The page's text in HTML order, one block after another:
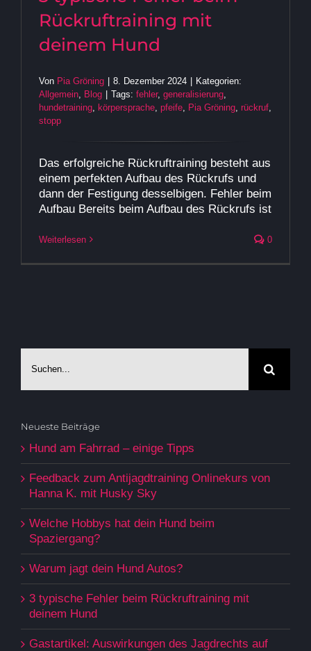
Rückruftraining mit
deinem Hund
Von Pia Gröning | 8. Dezember 2024 | Kategorien:
Allgemein Blog | Tags: fehler, generalisierung
hundetraining körpersprache pfeife Pia Gröning rückruf
stopp
Das erfolgreiche Rückruftraining besteht aus
einem perfekten Aufbau des Rückrufs und
dann der Festigung desselbigen. Fehler beim
Aufbau Bereits beim Aufbau des Rückrufs ist
Weiterlesen 0
nach:
Neueste Beiträge
Hund am Fahrrad – einige Tipps
Feedback zum Antijagdtraining Onlinekurs von
Hanna K. mit Husky Sky
Welche Hobbys hat dein Hund beim
Spaziergang?
Warum jagt dein Hund Autos?
3 typische Fehler beim Rückruftraining mit
deinem Hund
Gastartikel: Auswirkungen des Jagdrechts auf